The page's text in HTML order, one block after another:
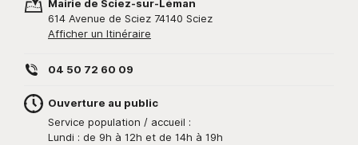
Mairie de Sciez-sur-Léman
614 Avenue de Sciez 74140 Sciez
Afficher un Itinéraire
04 50 72 60 09
Ouverture au public
Service population / accueil :
Lundi : de 9h à 12h et de 14h à 19h